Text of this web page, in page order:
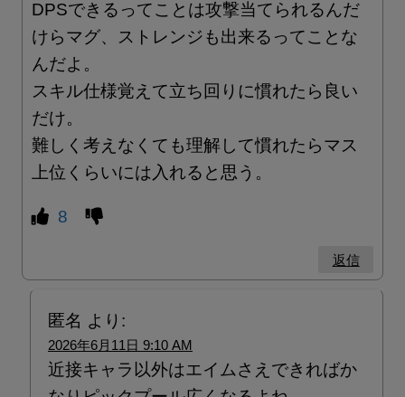
DPSできるってことは攻撃当てられるんだ
けらマグ、ストレンジも出来るってことな
んだよ。
スキル仕様覚えて立ち回りに慣れたら良い
だけ。
難しく考えなくても理解して慣れたらマス
上位くらいには入れると思う。
8
返信
匿名 より:
2026年6月11日 9:10 AM
近接キャラ以外はエイムさえできればか